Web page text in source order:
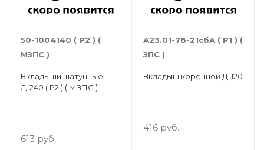
50-1004140 ( Р2 ) (
МЗПС )
Вкладыши шатунные
Д-240 ( Р2 ) ( МЗПС )
613 руб.
А23.01-78-21сбА ( Р1 ) (
ЗПС )
Вкладыш коренной Д-120
416 руб.